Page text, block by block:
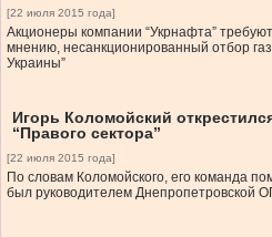
[22 июля 2015 года]
Акционеры компании “Укрнафта”
мнению, несанкционированный отбор
Украины”
Игорь Коломойский
“Правого сектора”
[22 июля 2015 года]
По словам Коломойского, его команда
был руководителем Днепропетровской